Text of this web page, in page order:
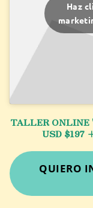
Haz
TALLER
USD $197
QUIERO